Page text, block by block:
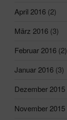
April 2016 (2)
März 2016 (3)
Februar 2016 (2)
Januar 2016 (3)
Dezember 2015
November 2015